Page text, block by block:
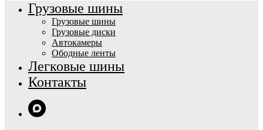
Грузовые шины
Грузовые шины
Грузовые диски
Автокамеры
Ободные ленты
Легковые шины
Контакты